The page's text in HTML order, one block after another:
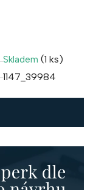
Skladem (1 ks)
1147_39984